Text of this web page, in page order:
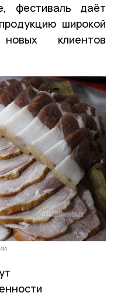
фестиваль даёт
широкой
клиентов